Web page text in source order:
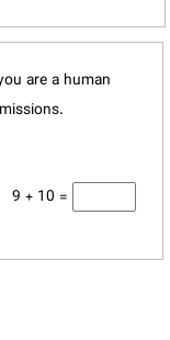
are a human
9 + 10 =